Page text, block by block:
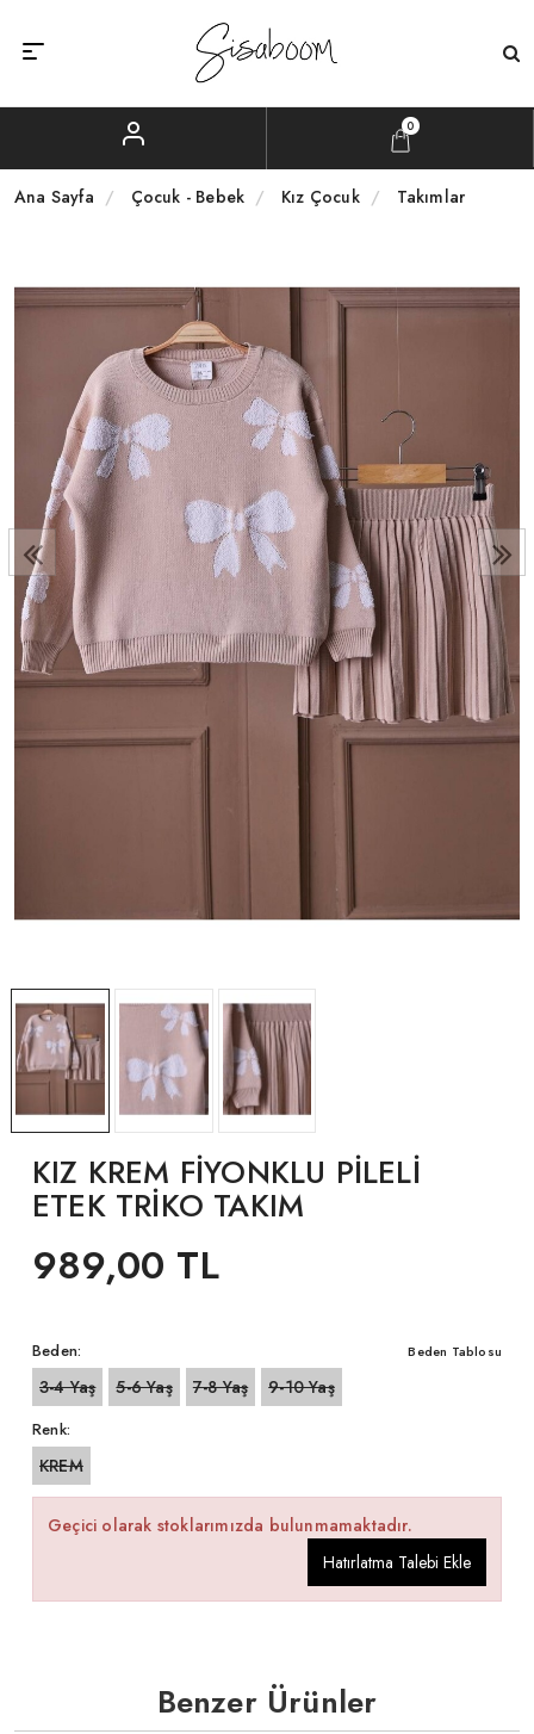
0
Ana Sayfa Çocuk - Bebek Kız Çocuk Takımlar
KIZ KREM FİYONKLU PİLELİ
ETEK TRİKO TAKIM
989,00 TL
Beden: Beden Tablosu
3-4 Yaş 5-6 Yaş 7-8 Yaş 9-10 Yaş
Renk:
KREM
Geçici olarak stoklarımızda bulunmamaktadır.
Hatırlatma Talebi Ekle
Benzer Ürünler